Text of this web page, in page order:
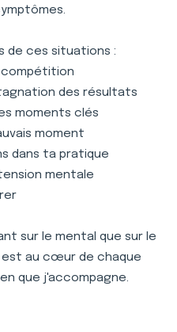
de ces situations :
compétition
des résultats
moments clés
moment
dans ta pratique
mentale
sur le mental que sur le
au cœur de chaque
que j'accompagne.